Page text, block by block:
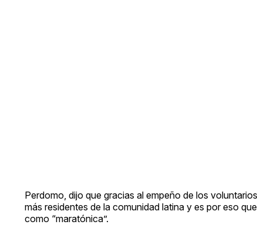
Perdomo, dijo que gracias al empeño de los
más residentes de la comunidad latina y es por eso
como “maratónica”.